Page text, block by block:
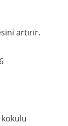
artırır.